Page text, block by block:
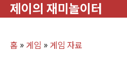
제이의 재미놀이터
홈 » 게임 » 게임 자료